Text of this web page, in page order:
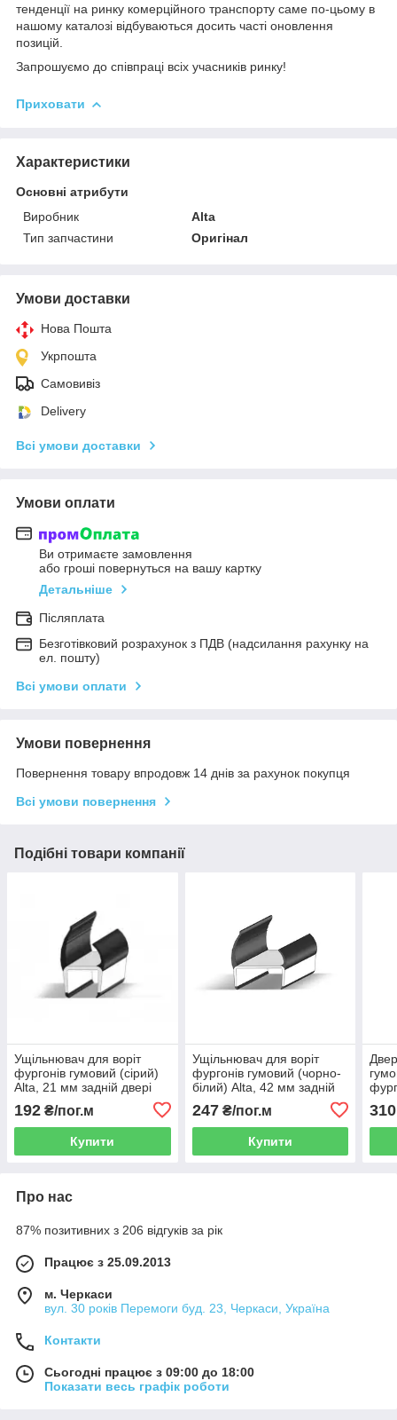
тенденції на ринку комерційного транспорту саме по-цьому в
нашому каталозі відбуваються досить часті оновлення
позицій.
Запрошуємо до співпраці всіх учасників ринку!
Приховати
Характеристики
Основні атрибути
Виробник
Alta
Тип запчастини
Оригінал
Умови доставки
Нова Пошта
Укрпошта
Самовивіз
Delivery
Всі умови доставки
Умови оплати
Ви отримаєте замовлення
або гроші повернуться на вашу картку
Детальніше
Післяплата
Безготівковий розрахунок з ПДВ (надсилання рахунку на
ел. пошту)
Всі умови оплати
Умови повернення
Повернення товару впродовж 14 днів за рахунок покупця
Всі умови повернення
Подібні товари компанії
Ущільнювач для воріт
фургонів гумовий (сірий)
Alta, 21 мм задній двері
причепів і напівпричепів
192 ₴/пог.м
Купити
Ущільнювач для воріт
фургонів гумовий (чорно-
білий) Alta, 42 мм задній
напівпричепів
247₴/пог.м
Купити
310
Про нас
87% позитивних з 206 відгуків за рік
Працює з 25.09.2013
м. Черкаси
вул. 30 років Перемоги буд. 23, Черкаси, Україна
Контакти
Сьогодні працює з 09:00 до 18:00
Показати весь графік роботи